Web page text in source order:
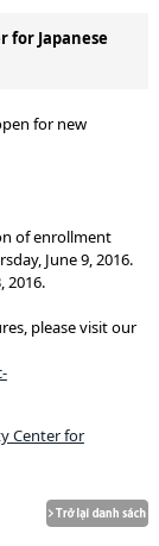
for Japanese
for new
of enrollment
June 9, 2016.
2016.
please visit our
Center for